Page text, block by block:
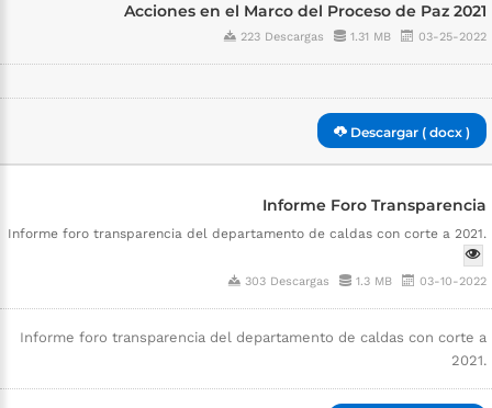
Acciones en el Marco del Proceso de Paz 2021
223 Descargas 1.31 MB 03-25-2022
Descargar ( docx )
Informe Foro Transparencia
Informe foro transparencia del departamento de caldas con corte a 2021.
303 Descargas 1.3 MB 03-10-2022
Informe foro transparencia del departamento de caldas con corte a
2021.